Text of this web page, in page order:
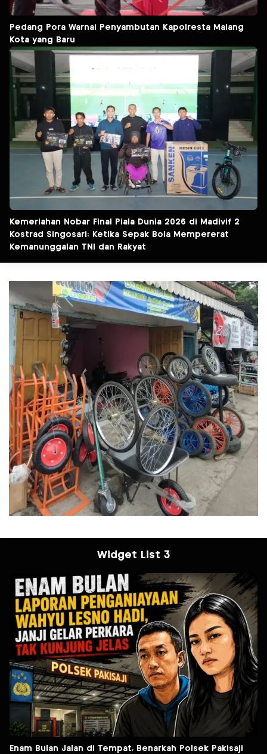
Pedang Pora Warnai Penyambutan Kapolresta Malang
Kota yang Baru
Kemeriahan Nobar Final Piala Dunia 2026 di Madivif 2
Kostrad Singosari: Ketika Sepak Bola Mempererat
Kemanunggalan TNI dan Rakyat
Widget List 3
Enam Bulan Jalan di Tempat, Benarkah Polsek Pakisaji